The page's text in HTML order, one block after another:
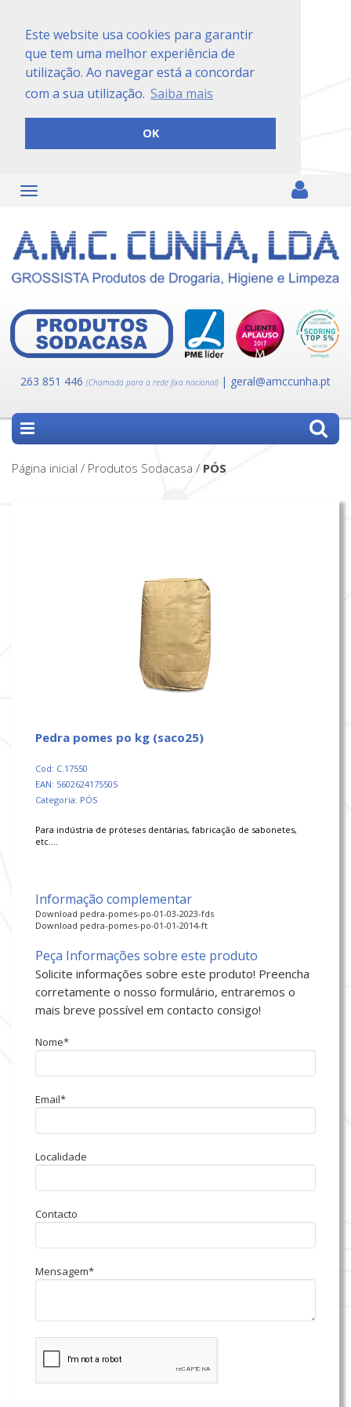
Este website usa cookies para garantir
que tem uma melhor experiência de
utilização. Ao navegar está a concordar
com a sua utilização. Saiba mais
OK
263 851 446 (Chamada para a rede fixa nacional) | geral@amccunha.pt
Página inicial / Produtos Sodacasa / PÓS
pedra pomes po kg (saco25)
Cod: C.17550
EAN: 5602624175505
Categoria: PÓS
Para indústria de próteses dentárias, fabricação de sabonetes,
etc….
Informação complementar
Download pedra-pomes-po-01-03-2023-fds
Download pedra-pomes-po-01-01-2014-ft
Peça Informações sobre este produto
Solicite informações sobre este produto! Preencha
corretamente o nosso formulário, entraremos o
mais breve possível em contacto consigo!
Nome*
Email*
Localidade
Contacto
Mensagem*